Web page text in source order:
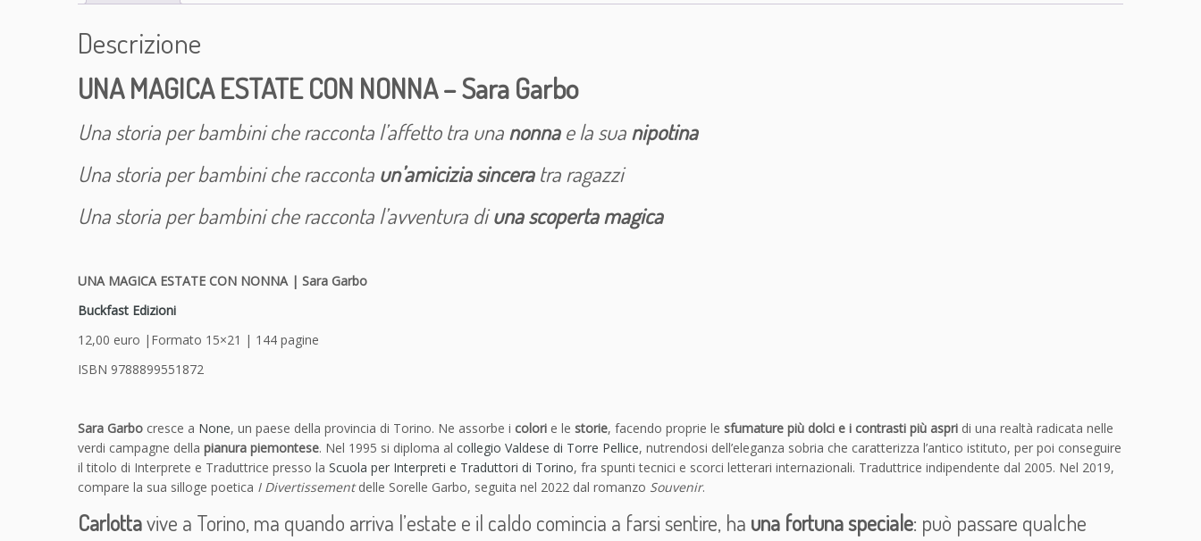
e
n
a
-
a
n
t
i
t
à
Descrizione
UNA MAGICA ESTATE CON NONNA – Sara Garbo
Una storia per bambini che racconta l’affetto tra unanonnae la suanipotina
Una storia per bambini che racconta un’amicizia sinceratra ragazzi
Una storia per bambini che racconta l’avventura diuna scoperta magica
UNA MAGICA ESTATE CON NONNA | Sara Garbo
Buckfast Edizioni
12,00 euro |Formato 15×21 | 144 pagine
ISBN 9788899551872
Sara Garbo cresce a None, un paese della provincia di Torino. Ne assorbe i colori e le storie, facendo proprie le sfumature più dolci e i contrasti più aspri di una realtà radicata nelle
verdi campagne della pianura piemontese. Nel 1995 si diploma al collegio Valdese di Torre Pellice, nutrendosi dell’eleganza sobria che caratterizza l’antico istituto, per poi conseguire
il titolo di Interprete e Traduttrice presso la Scuola per Interpreti e Traduttori di Torino, fra spunti tecnici e scorci letterari internazionali. Traduttrice indipendente dal 2005. Nel 2019,
compare la sua silloge poetica I Divertissementdelle Sorelle Garbo, seguita nel 2022 dal romanzo Souvenir.
Carlottavive a Torino, ma quando arriva l’estate e il caldo comincia a farsi sentire, ha una fortuna speciale: può passare qualche